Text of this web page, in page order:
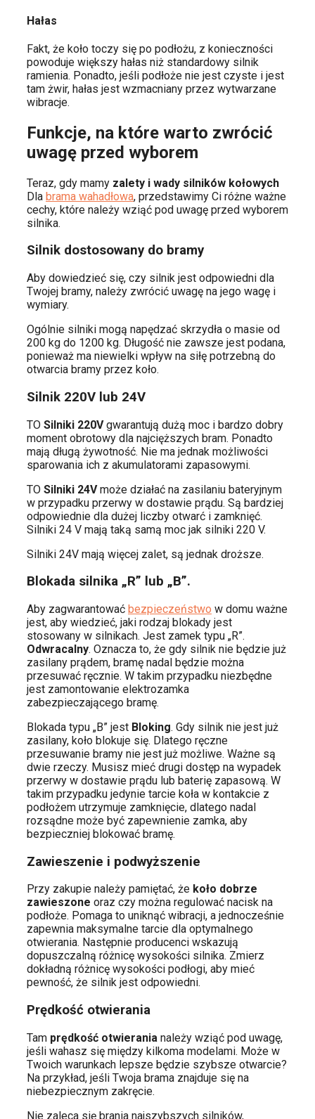
Hałas
Fakt, że koło toczy się po podłożu, z konieczności
powoduje większy hałas niż standardowy silnik
ramienia. Ponadto, jeśli podłoże nie jest czyste i jest
tam żwir, hałas jest wzmacniany przez wytwarzane
wibracje.
Funkcje, na które warto zwrócić
uwagę przed wyborem
Teraz, gdy mamy zalety i wady silników kołowych
Dla brama wahadłowa, przedstawimy Ci różne ważne
cechy, które należy wziąć pod uwagę przed wyborem
silnika.
Silnik dostosowany do bramy
Aby dowiedzieć się, czy silnik jest odpowiedni dla
Twojej bramy, należy zwrócić uwagę na jego wagę i
wymiary.
Ogólnie silniki mogą napędzać skrzydła o masie od
200 kg do 1200 kg. Długość nie zawsze jest podana,
ponieważ ma niewielki wpływ na siłę potrzebną do
otwarcia bramy przez koło.
Silnik 220V lub 24V
TO Silniki 220Vgwarantują dużą moc i bardzo dobry
moment obrotowy dla najcięższych bram. Ponadto
mają długą żywotność. Nie ma jednak możliwości
sparowania ich z akumulatorami zapasowymi.
TO Silniki 24Vmoże działać na zasilaniu bateryjnym
w przypadku przerwy w dostawie prądu. Są bardziej
odpowiednie dla dużej liczby otwarć i zamknięć.
Silniki 24 V mają taką samą moc jak silniki 220 V.
Silniki 24V mają więcej zalet, są jednak droższe.
Blokada silnika „R” lub „B”.
Aby zagwarantować bezpieczeństwo w domu ważne
jest, aby wiedzieć, jaki rodzaj blokady jest
stosowany w silnikach. Jest zamek typu „R”.
Odwracalny. Oznacza to, że gdy silnik nie będzie już
zasilany prądem, bramę nadal będzie można
przesuwać ręcznie. W takim przypadku niezbędne
jest zamontowanie elektrozamka
zabezpieczającego bramę.
Blokada typu „B” jest Bloking. Gdy silnik nie jest już
zasilany, koło blokuje się. Dlatego ręczne
przesuwanie bramy nie jest już możliwe. Ważne są
dwie rzeczy. Musisz mieć drugi dostęp na wypadek
przerwy w dostawie prądu lub baterię zapasową. W
takim przypadku jedynie tarcie koła w kontakcie z
podłożem utrzymuje zamknięcie, dlatego nadal
rozsądne może być zapewnienie zamka, aby
bezpieczniej blokować bramę.
Zawieszenie i podwyższenie
Przy zakupie należy pamiętać, że koło dobrze
zawieszone oraz czy można regulować nacisk na
podłoże. Pomaga to uniknąć wibracji, a jednocześnie
zapewnia maksymalne tarcie dla optymalnego
otwierania. Następnie producenci wskazują
dopuszczalną różnicę wysokości silnika. Zmierz
dokładną różnicę wysokości podłogi, aby mieć
pewność, że silnik jest odpowiedni.
Prędkość otwierania
Tam prędkość otwierania należy wziąć pod uwagę,
jeśli wahasz się między kilkoma modelami. Może w
Twoich warunkach lepsze będzie szybsze otwarcie?
Na przykład, jeśli Twoja brama znajduje się na
niebezpiecznym zakręcie.
Nie zaleca się brania najszybszych silników,